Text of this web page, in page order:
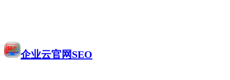
企业云官网SEO